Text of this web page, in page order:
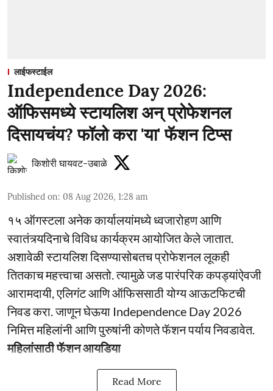
लाईफस्टाईल
Independence Day 2026:
ऑफिसमध्ये स्टायलिश अन् प्रोफेशनल
दिसायचंय? फॉलो करा 'या' फॅशन टिप्स
किशोरी घायवट-उबाळे
Published on: 08 Aug 2026, 1:28 am
१५ ऑगस्टला अनेक कार्यालयांमध्ये ध्वजारोहण आणि
स्वातंत्र्यदिनाचे विविध कार्यक्रम आयोजित केले जातात.
अशावेळी स्टायलिश दिसण्यासोबतच प्रोफेशनल लूकही
तितकाच महत्त्वाचा असतो. त्यामुळे जड पारंपरिक कपड्यांऐवजी
आरामदायी, एलिगंट आणि ऑफिससाठी योग्य आऊटफिटची
निवड करा. जाणून घेऊया Independence Day 2026
निमित्त महिलांनी आणि पुरुषांनी कोणते फॅशन पर्याय निवडावेत.
महिलांसाठी फॅशन आयडिया
Read More